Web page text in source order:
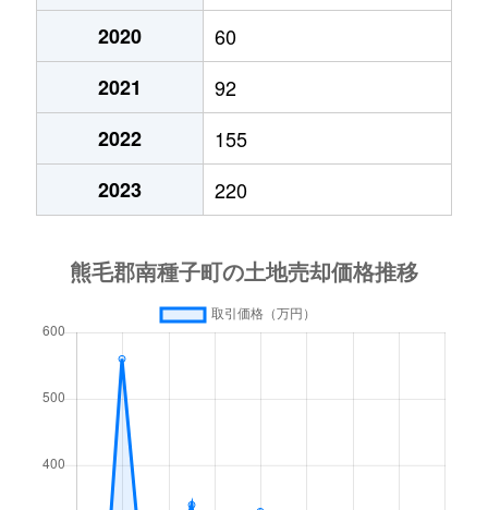
2020
60
2021
92
2022
155
2023
220